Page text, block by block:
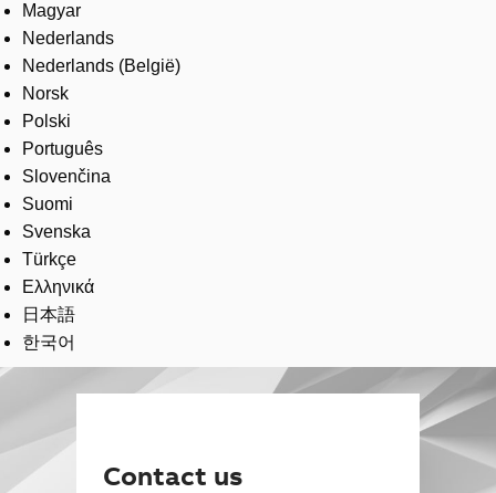
Magyar
Nederlands
Nederlands (België)
Norsk
Polski
Português
Slovenčina
Suomi
Svenska
Türkçe
Ελληνικά
日本語
한국어
Contact us